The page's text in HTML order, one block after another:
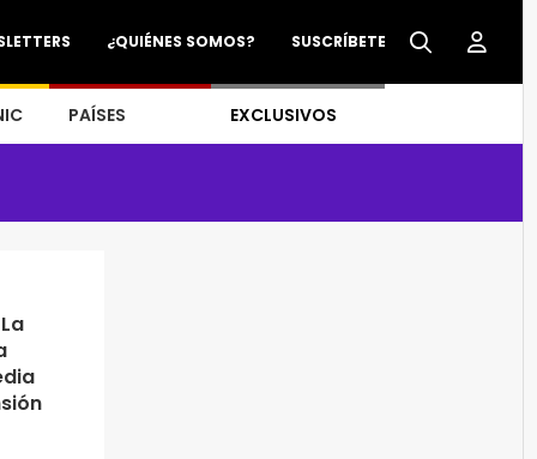
SUSCRÍBETE
¿QUIÉNES SOMOS?
PAÍSES EXCLUSIVOS